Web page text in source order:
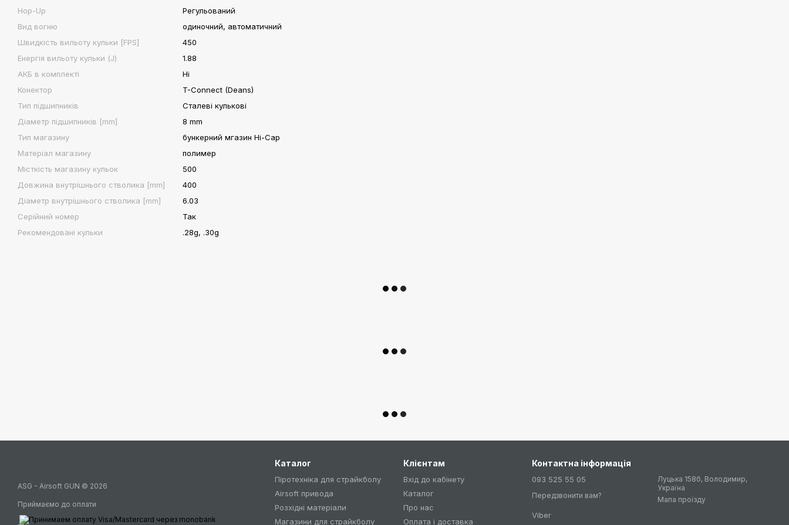
Hop-Up
Регульований
Вид вогню
одиночний, автоматичний
Швидкість вильоту кульки [FPS]
450
Енергія вильоту кульки (J)
1.88
АКБ в комплекті
Ні
Конектор
T-Connect (Deans)
Тип підшипників
Сталеві кулькові
Діаметр підшипників [mm]
8 mm
Тип магазину
бункерний мгазин Hi-Cap
Матеріал магазину
полимер
Місткість магазину кульок
500
Довжина внутрішнього стволика [mm]
400
Діаметр внутрішнього стволика [mm]
6.03
Серійний номер
Так
Рекомендовані кульки
.28g, .30g
ASG - Airsoft GUN © 2026
Приймаємо до оплати
Каталог
Піротехніка для страйкболу
Airsoft привода
Розхідні матеріали
Магазини для страйкболу
Клієнтам
Вхід до кабінету
Каталог
Про нас
Оплата і доставка
Контактна інформація
093 525 55 05
Передзвонити вам?
Viber
Луцька 158б, Володимир,
Україна
Мапа проїзду